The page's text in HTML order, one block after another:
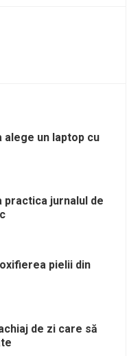
alege un laptop cu
practica jurnalul de
pielii din
de zi care să